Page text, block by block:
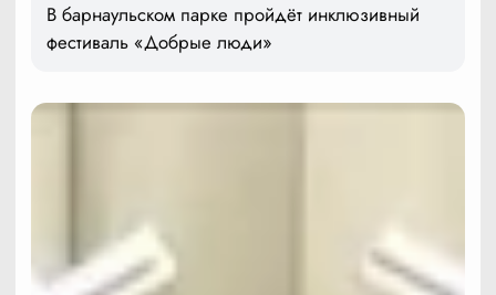
В барнаульском парке пройдёт инклюзивный
фестиваль «Добрые люди»